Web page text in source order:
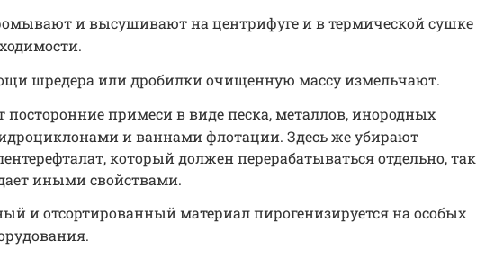
и высушивают на центрифуге и в термической сушке
шредера или дробилки очищенную массу измельчают.
посторонние примеси в виде песка, металлов, инородных
и ваннами флотации. Здесь же убирают
который должен перерабатываться отдельно, так
иными свойствами.
и отсортированный материал пирогенизируется на особых